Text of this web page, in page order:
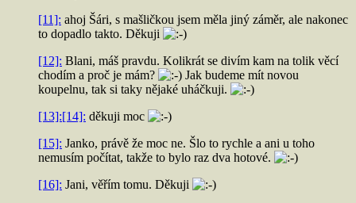
[11]: ahoj Šári, s mašličkou jsem měla jiný záměr, ale nakonec
to dopadlo takto. Děkuji
[12]: Blani, máš pravdu. Kolikrát se divím kam na tolik věcí
chodím a proč je mám?
Jak budeme mít novou
koupelnu, tak si taky nějaké uháčkuji.
[13]:[14]: děkuji moc
[15]: Janko, právě že moc ne. Šlo to rychle a ani u toho
nemusím počítat, takže to bylo raz dva hotové.
[16]: Jani, věřím tomu. Děkuji